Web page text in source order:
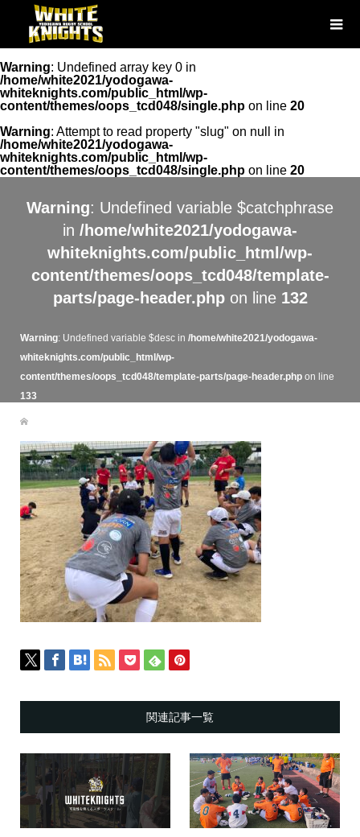
Warning: Undefined array key 0 in
/home/white2021/yodogawa-
whiteknights.com/public_html/wp-
content/themes/oops_tcd048/single.php on line 20
Warning: Attempt to read property "slug" on null in
/home/white2021/yodogawa-
whiteknights.com/public_html/wp-
content/themes/oops_tcd048/single.php on line 20
Warning: Undefined variable $catchphrase
in /home/white2021/yodogawa-
whiteknights.com/public_html/wp-
content/themes/oops_tcd048/template-
parts/page-header.phpon line 132
Warning: Undefined variable $desc in /home/white2021/yodogawa-
whiteknights.com/public_html/wp-
content/themes/oops_tcd048/template-parts/page-header.phpon line
133
関連記事一覧